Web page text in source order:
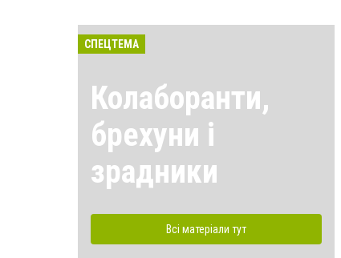
СПЕЦТЕМА
Колаборанти,
брехуни і
зрадники
Всі матеріали тут